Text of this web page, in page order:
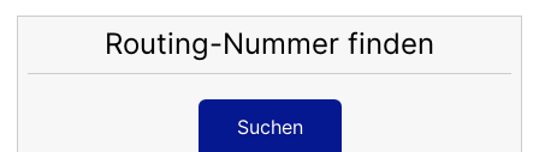
Routing-Nummer finden
Suchen